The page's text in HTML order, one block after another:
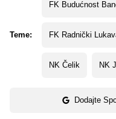
Teme:
FK Budućnost
FK Radnički
NK Čelik NK
Dodajte